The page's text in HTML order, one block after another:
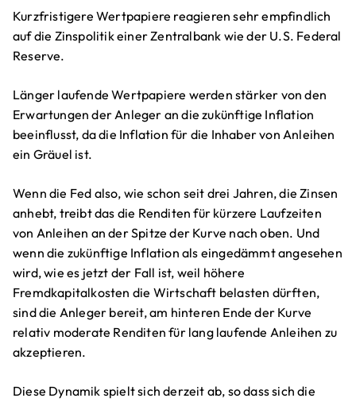
Kurzfristigere Wertpapiere reagieren sehr empfindlich
auf die Zinspolitik einer Zentralbank wie der U.S. Federal
Reserve.
Länger laufende Wertpapiere werden stärker von den
Erwartungen der Anleger an die zukünftige Inflation
beeinflusst, da die Inflation für die Inhaber von Anleihen
ein Gräuel ist.
Wenn die Fed also, wie schon seit drei Jahren, die Zinsen
anhebt, treibt das die Renditen für kürzere Laufzeiten
von Anleihen an der Spitze der Kurve nach oben. Und
wenn die zukünftige Inflation als eingedämmt angesehen
wird, wie es jetzt der Fall ist, weil höhere
Fremdkapitalkosten die Wirtschaft belasten dürften,
sind die Anleger bereit, am hinteren Ende der Kurve
relativ moderate Renditen für lang laufende Anleihen zu
akzeptieren.
Diese Dynamik spielt sich derzeit ab, so dass sich die